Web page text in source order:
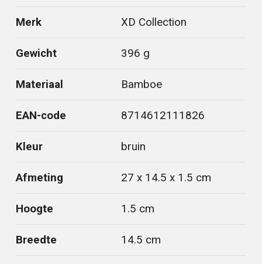
Merk XD Collection
Gewicht 396 g
Materiaal Bamboe
EAN-code 8714612111826
Kleur bruin
Afmeting 27 x 14.5 x 1.5 cm
Hoogte 1.5 cm
Breedte 14.5 cm